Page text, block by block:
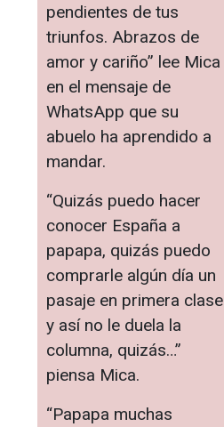
pendientes de tus
triunfos. Abrazos de
amor y cariño” lee Mica
en el mensaje de
WhatsApp que su
abuelo ha aprendido a
mandar.
“Quizás puedo hacer
conocer España a
papapa, quizás puedo
comprarle algún día un
pasaje en primera clase
y así no le duela la
columna, quizás…”
piensa Mica.
“Papapa muchas